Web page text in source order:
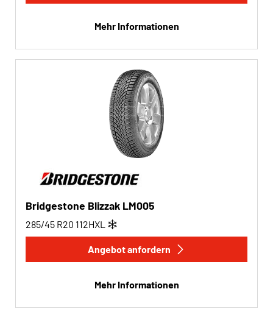
Mehr Informationen
Bridgestone Blizzak LM005
285/45 R20 112HXL
Angebot anfordern
Mehr Informationen